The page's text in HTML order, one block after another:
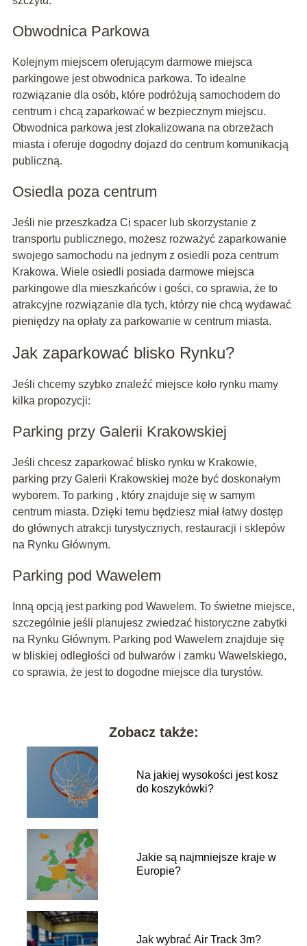
Obwodnica Parkowa
Kolejnym miejscem oferującym darmowe miejsca
parkingowe jest obwodnica parkowa. To idealne
rozwiązanie dla osób, które podróżują samochodem do
centrum i chcą zaparkować w bezpiecznym miejscu.
Obwodnica parkowa jest zlokalizowana na obrzeżach
miasta i oferuje dogodny dojazd do centrum komunikacją
publiczną.
Osiedla poza centrum
Jeśli nie przeszkadza Ci spacer lub skorzystanie z
transportu publicznego, możesz rozważyć zaparkowanie
swojego samochodu na jednym z osiedli poza centrum
Krakowa. Wiele osiedli posiada darmowe miejsca
parkingowe dla mieszkańców i gości, co sprawia, że ​​to
atrakcyjne rozwiązanie dla tych, którzy nie chcą wydawać
pieniędzy na opłaty za parkowanie w centrum miasta.
Jak zaparkować blisko Rynku?
Jeśli chcemy szybko znaleźć miejsce koło rynku mamy
kilka propozycji:
Parking przy Galerii Krakowskiej
Jeśli chcesz zaparkować blisko rynku w Krakowie,
parking przy Galerii Krakowskiej może być doskonałym
wyborem. To parking , który znajduje się w samym
centrum miasta. Dzięki temu będziesz miał łatwy dostęp
do głównych atrakcji turystycznych, restauracji i sklepów
na Rynku Głównym.
Parking pod Wawelem
Inną opcją jest parking pod Wawelem. To świetne miejsce,
szczególnie jeśli planujesz zwiedzać historyczne zabytki
na Rynku Głównym. Parking pod Wawelem znajduje się
w bliskiej odległości od bulwarów i zamku Wawelskiego,
co sprawia, że ​​jest to dogodne miejsce dla turystów.
Zobacz także:
Na jakiej wysokości jest kosz
do koszykówki?
Jakie są najmniejsze kraje w
Europie?
Jak wybrać Air Track 3m?